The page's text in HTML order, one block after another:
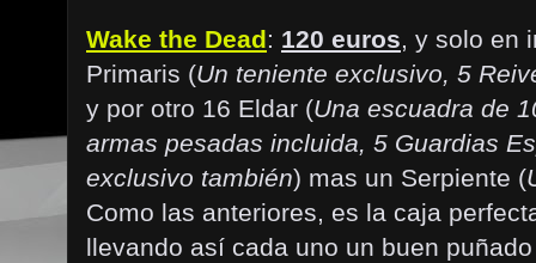
Wake the Dead: 120 euros, y solo en
Primaris (Un teniente exclusivo, 5
y por otro 16 Eldar (Una escuadra de
armas pesadas incluida, 5 Guardias
exclusivo también) mas un Serpiente (
Como las anteriores, es la caja
llevando así cada uno un buen